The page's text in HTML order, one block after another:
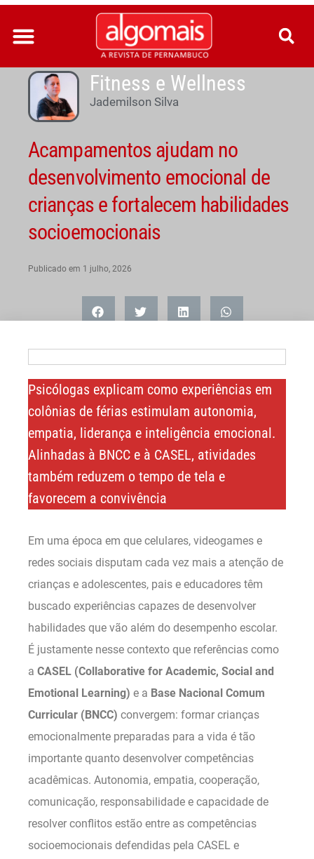
Ir
para
conteúdo
Fitness e Wellness
Jademilson Silva
Acampamentos ajudam no
desenvolvimento emocional de
crianças e fortalecem habilidades
socioemocionais
Publicado em 1 julho, 2026
Psicólogas explicam como experiências em
colônias de férias estimulam autonomia,
empatia, liderança e inteligência emocional.
Alinhadas à BNCC e à CASEL, atividades
também reduzem o tempo de tela e
favorecem a convivência
Em uma época em que celulares, videogames e
redes sociais disputam cada vez mais a atenção de
crianças e adolescentes, pais e educadores têm
buscado experiências capazes de desenvolver
habilidades que vão além do desempenho escolar.
É justamente nesse contexto que referências como
a CASEL (Collaborative for Academic, Social and
Emotional Learning) e a Base Nacional Comum
Curricular (BNCC) convergem: formar crianças
emocionalmente preparadas para a vida é tão
importante quanto desenvolver competências
acadêmicas. Autonomia, empatia, cooperação,
comunicação, responsabilidade e capacidade de
resolver conflitos estão entre as competências
socioemocionais defendidas pela CASEL e